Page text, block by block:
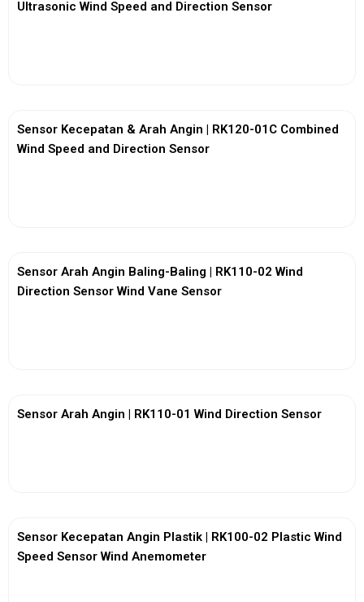
Ultrasonic Wind Speed and Direction Sensor
Sensor Kecepatan & Arah Angin | RK120-01C Combined
Wind Speed and Direction Sensor
Sensor Arah Angin Baling-Baling | RK110-02 Wind
Direction Sensor Wind Vane Sensor
Sensor Arah Angin | RK110-01 Wind Direction Sensor
Sensor Kecepatan Angin Plastik | RK100-02 Plastic Wind
Speed Sensor Wind Anemometer